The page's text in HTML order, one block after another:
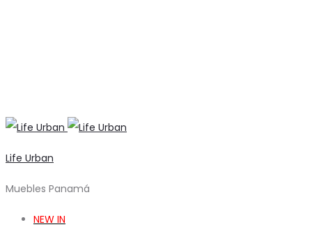
Life Urban
Muebles Panamá
NEW IN